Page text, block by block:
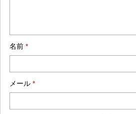
名前 *
メール *